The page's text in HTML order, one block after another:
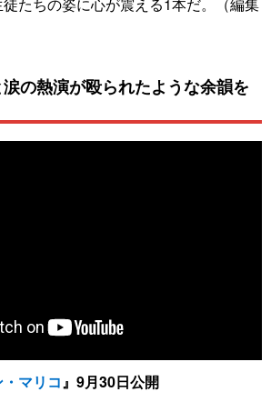
たちの姿に心が震える1本だ。（編集
の熱演が殴られたような余韻を
マリコ』9月30日公開